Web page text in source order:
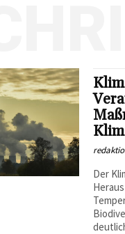
Der